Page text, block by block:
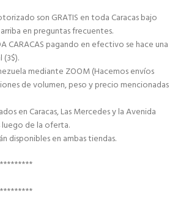
son GRATIS en toda Caracas bajo
en preguntas frecuentes.
CARACAS pagando en efectivo se hace una
mediante ZOOM (Hacemos envíos
de volumen, peso y precio mencionadas
en Caracas, Las Mercedes y la Avenida
de la oferta.
disponibles en ambas tiendas.